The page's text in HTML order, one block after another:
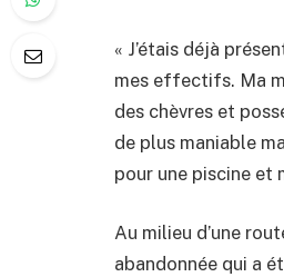
« J’étais déjà
mes effectifs. Ma
des chèvres et
de plus maniable
pour une piscine et
Au milieu d’une
abandonnée qui a